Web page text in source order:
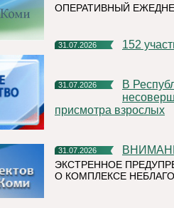
ОПЕРАТИВНЫЙ
31.07.2026 152
31.07.2026
В Республике Коми участились случаи нахождения и купания
присмотра взрослых
31.07.2026
ЭКСТРЕННОЕ
О КОМПЛЕКСЕ